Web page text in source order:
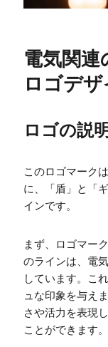
電気関連
ロゴデ
ロゴの説明
このロゴマーク
に、「盾」と「
インです。
まず、ロゴマー
のラインは、電
しています。こ
ュな印象を与え
さや活力を表現
ことができます。